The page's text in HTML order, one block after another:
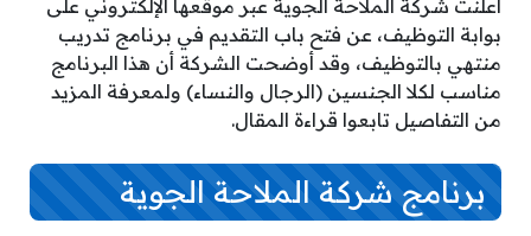
أعلنت شركة الملاحة الجوية عبر موقعها الإلكتروني على
بوابة التوظيف، عن فتح باب التقديم في برنامج تدريب
منتهي بالتوظيف، وقد أوضحت الشركة أن هذا البرنامج
مناسب لكلا الجنسين (الرجال والنساء) ولمعرفة المزيد
من التفاصيل تابعوا قراءة المقال.
برنامج شركة الملاحة الجوية